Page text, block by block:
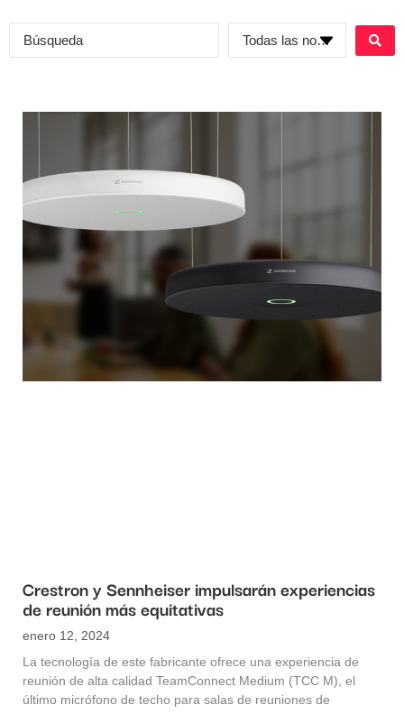
Crestron y Sennheiser impulsarán experiencias
de reunión más equitativas
enero 12, 2024
La tecnología de este fabricante ofrece una experiencia de
reunión de alta calidad TeamConnect Medium (TCC M), el
último micrófono de techo para salas de reuniones de